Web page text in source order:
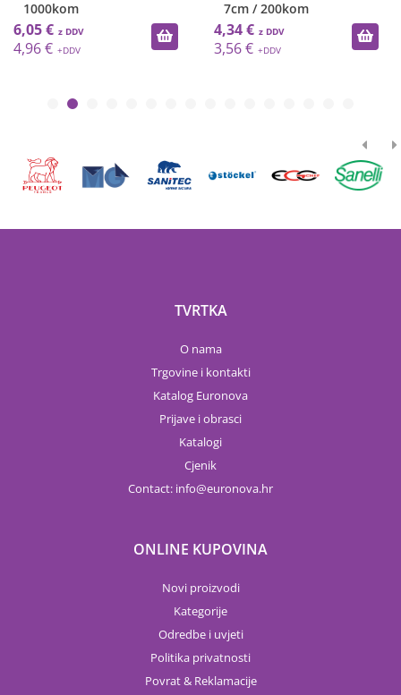
1000kom
6,05 €
4,96 €
7cm / 200kom
4,34 €
3,56 €
TVRTKA
O nama
Trgovine i kontakti
Katalog Euronova
Prijave i obrasci
Katalogi
Cjenik
Contact: info euronova.hr
ONLINE KUPOVINA
Novi proizvodi
Kategorije
Odredbe i uvjeti
Politika privatnosti
Povrat & Reklamacije